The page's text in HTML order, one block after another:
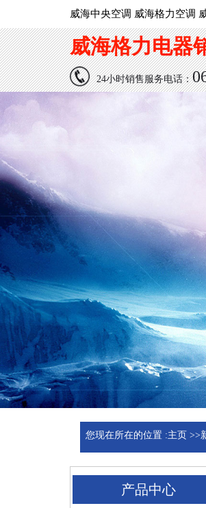
威海中央空调 威海格力空调
威海格力电器
24小时销售服务电话：
您现在所在的位置 :主页 >>
产品中心